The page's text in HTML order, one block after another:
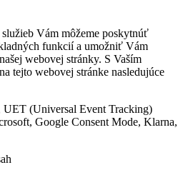
Vám môžeme poskytnúť
funkcií a umožniť Vám
webovej stránky. S Vaším
tejto webovej stránke nasledujúce
UET (Universal Event Tracking)
Google Consent Mode, Klarna,